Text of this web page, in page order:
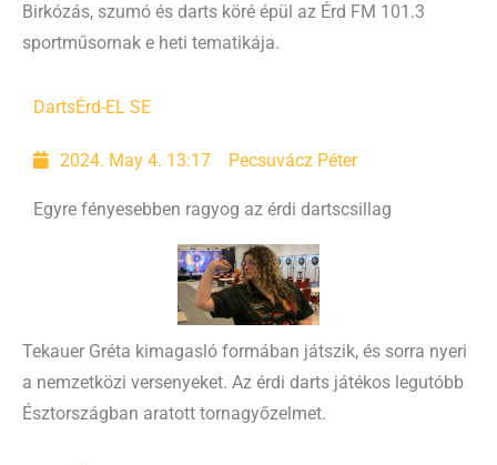
Birkózás, szumó és darts köré épül az Érd FM 101.3
sportműsornak e heti tematikája.
DartsÉrd-EL SE
2024. May 4. 13:17 Pecsuvácz Péter
Egyre fényesebben ragyog az érdi dartscsillag
Tekauer Gréta kimagasló formában játszik, és sorra nyeri
a nemzetközi versenyeket. Az érdi darts játékos legutóbb
Észtországban aratott tornagyőzelmet.